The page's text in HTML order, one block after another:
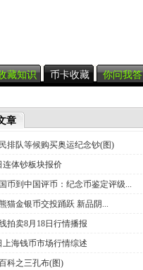
藏知识 币卡收藏 你问我答
章
排队等候购买奥运纪念钞(图)
连体钞板块报价
币到中国评币：纪念币鉴定评级...
猫金银币交投踊跃 新品阴...
拍卖8月18日行情播报
上海钱币市场行情综述
科之三孔布(图)